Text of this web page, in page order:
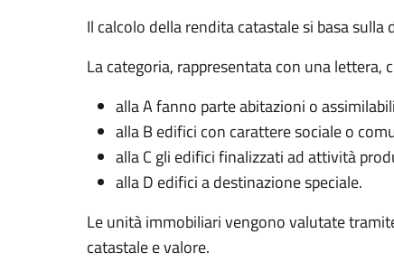
Il calcolo della rendita catastale si basa
La categoria, rappresentata con una lettera,
alla A fanno parte abitazioni o assimilabili
alla B edifici con carattere sociale o
alla C gli edifici finalizzati ad attività
alla D edifici a destinazione speciale.
Le unità immobiliari vengono valutate
catastale e valore.